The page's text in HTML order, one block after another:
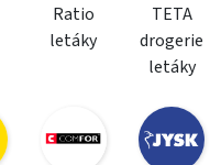
Ratio
letáky
TETA
drogerie
letáky